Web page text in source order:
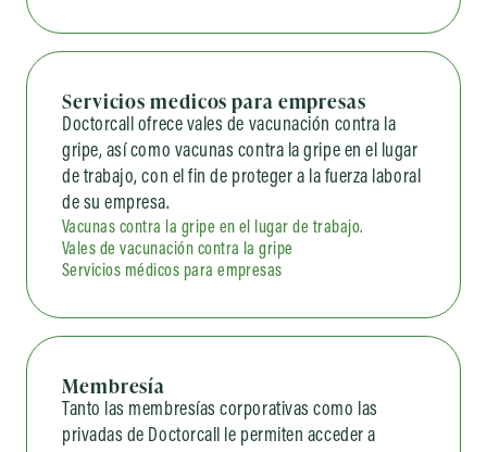
Servicios medicos para empresas
Doctorcall ofrece vales de vacunación contra la
gripe, así como vacunas contra la gripe en el lugar
de trabajo, con el fin de proteger a la fuerza laboral
de su empresa.
Vacunas contra la gripe en el lugar de trabajo.
Vales de vacunación contra la gripe
Servicios médicos para empresas
Membresía
Tanto las membresías corporativas como las
privadas de Doctorcall le permiten acceder a